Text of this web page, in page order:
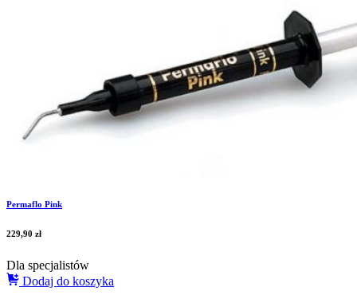
Permaflo Pink
229,90 zł
Dla specjalistów
Dodaj do koszyka